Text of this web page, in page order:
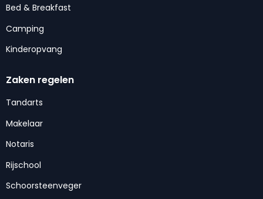
Bed & Breakfast
Camping
Kinderopvang
Zaken regelen
Tandarts
Makelaar
Notaris
Rijschool
Schoorsteenveger